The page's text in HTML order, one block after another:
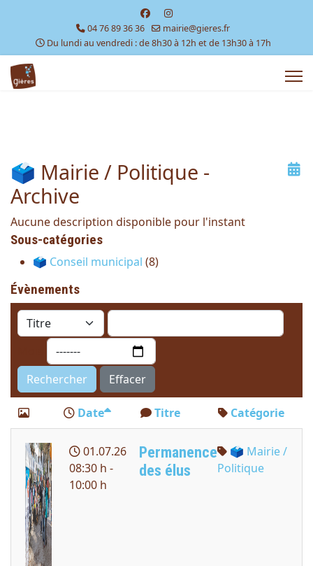
04 76 89 36 36
mairie@gieres.fr
Du lundi au vendredi : de 8h30 à 12h et de 13h30 à 17h
🗳 Mairie / Politique -
Archive
Aucune description disponible pour l'instant
Sous-catégories
🗳️ Conseil municipal (8)
Évènements
Rechercher
Effacer
Date Titre Catégorie
01.07.26
08:30 h -
10:00 h
Permanence
des élus
🗳 Mairie /
Politique